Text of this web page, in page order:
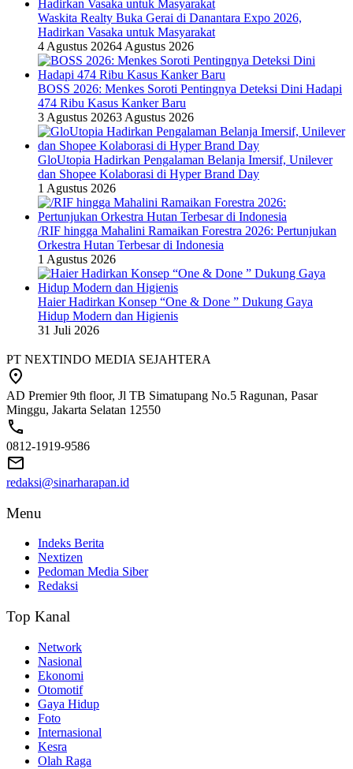
Waskita Realty Buka Gerai di Danantara Expo 2026,
Hadirkan Vasaka untuk Masyarakat
4 Agustus 20264 Agustus 2026
BOSS 2026: Menkes Soroti Pentingnya Deteksi Dini Hadapi
474 Ribu Kasus Kanker Baru
3 Agustus 20263 Agustus 2026
GloUtopia Hadirkan Pengalaman Belanja Imersif, Unilever
dan Shopee Kolaborasi di Hyper Brand Day
1 Agustus 2026
/RIF hingga Mahalini Ramaikan Forestra 2026: Pertunjukan
Orkestra Hutan Terbesar di Indonesia
1 Agustus 2026
Haier Hadirkan Konsep “One & Done ” Dukung Gaya
Hidup Modern dan Higienis
31 Juli 2026
PT NEXTINDO MEDIA SEJAHTERA
AD Premier 9th floor, Jl TB Simatupang No.5 Ragunan, Pasar
Minggu, Jakarta Selatan 12550
0812-1919-9586
redaksi@sinarharapan.id
Menu
Indeks Berita
Nextizen
Pedoman Media Siber
Redaksi
Top Kanal
Network
Nasional
Ekonomi
Otomotif
Gaya Hidup
Foto
Internasional
Kesra
Olah Raga